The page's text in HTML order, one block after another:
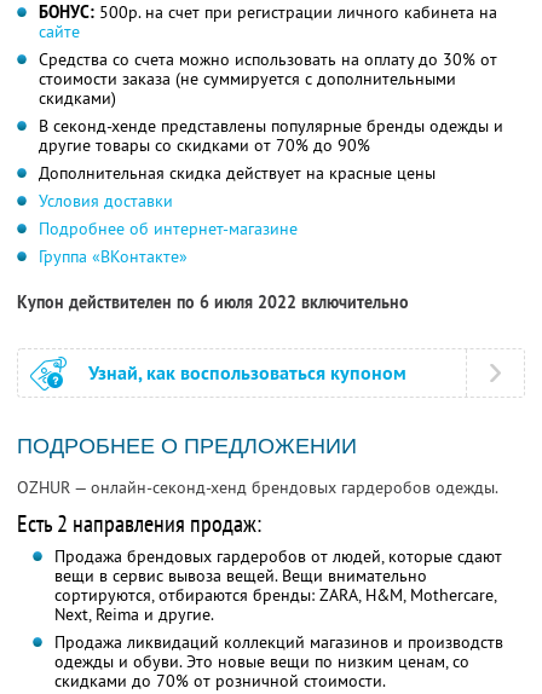
БОНУС: 500р. на счет при регистрации личного кабинета на
сайте
Средства со счета можно использовать на оплату до 30% от
стоимости заказа (не суммируется с дополнительными
скидками)
В секонд-хенде представлены популярные бренды одежды и
другие товары со скидками от 70% до 90%
Дополнительная скидка действует на красные цены
Условия доставки
Подробнее об интернет-магазине
Группа «ВКонтакте»
Купон действителен по 6 июля 2022 включительно
Узнай, как воспользоваться купоном
ПОДРОБНЕЕ О ПРЕДЛОЖЕНИИ
OZHUR — онлайн-секонд-хенд брендовых гардеробов одежды.
Есть 2 направления продаж:
Продажа брендовых гардеробов от людей, которые сдают
вещи в сервис вывоза вещей. Вещи внимательно
сортируются, отбираются бренды: ZARA, H&M, Mothercare,
Next, Reima и другие.
Продажа ликвидаций коллекций магазинов и производств
одежды и обуви. Это новые вещи по низким ценам, со
скидками до 70% от розничной стоимости.